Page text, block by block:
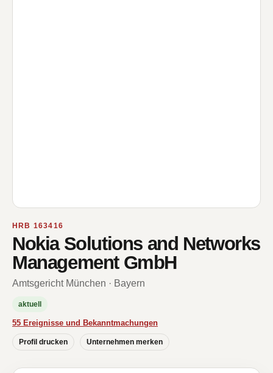
HRB 163416
Nokia Solutions and Networks
Management GmbH
Amtsgericht München · Bayern
aktuell
55 Ereignisse und Bekanntmachungen
Profil drucken Unternehmen merken